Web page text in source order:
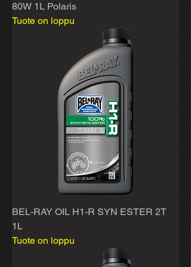
80W 1L Polaris
Tuote on loppu
BEL-RAY OIL H1-R SYN ESTER 2T
1L
Tuote on loppu